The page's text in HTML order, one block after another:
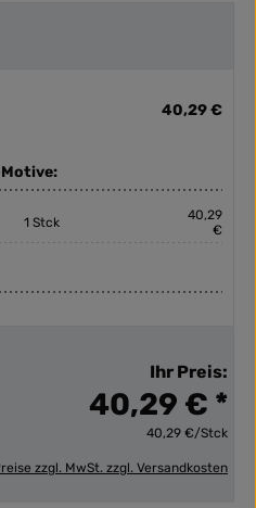
40,29 €
1 Stck
40,29
€
Ihr Preis:
40,29 € *
40,29 €/Stck
zzgl. MwSt. zzgl. Versandkosten